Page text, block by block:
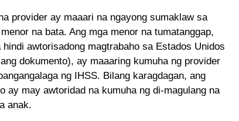
provider ay maaari na ngayong sumaklaw sa
na bata. Ang mga menor na tumatanggap,
awtorisadong magtrabaho sa Estados Unidos
dokumento), ay maaaring kumuha ng provider
ng IHSS. Bilang karagdagan, ang
ay may awtoridad na kumuha ng di-magulang na
anak.